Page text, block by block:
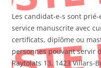
Les candidat-e-s sont
service manuscrite avec
certificats, diplôme ou
personnes pouvant servir
Raytolats 13, 1423 Villars-